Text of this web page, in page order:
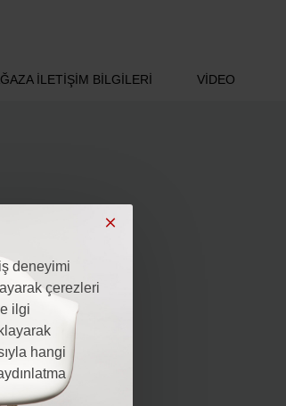
deneyimi
çerezleri
ilgi
hangi
İLETIŞIM BILGILERI VIDEO